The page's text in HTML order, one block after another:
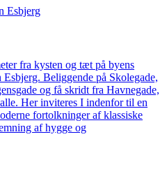
fra kysten og tæt på byens
Beliggende på Skolegade,
og få skridt fra Havnegade,
Her inviteres I indenfor til en
fortolkninger af klassiske
af hygge og